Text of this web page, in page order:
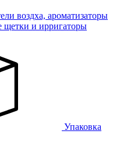
воздха, ароматизаторы
щетки и ирригаторы
Упаковка